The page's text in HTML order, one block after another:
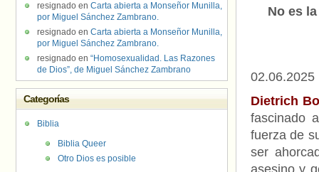
No es
02.06.2025
Dietrich
fascinado
fuerza de
ser
asesino y
resignado en Carta abierta a Monseñor Munilla,
por Miguel Sánchez Zambrano.
resignado en Carta abierta a Monseñor Munilla,
por Miguel Sánchez Zambrano.
resignado en “Homosexualidad. Las Razones
de Dios”, de Miguel Sánchez Zambrano
Categorías
Biblia
Biblia Queer
Otro Dios es posible